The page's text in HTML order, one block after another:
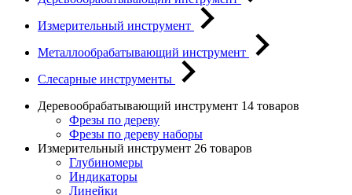
Измерительный инструмент
Металлообрабатывающий инструмент
Слесарные инструменты
Деревообрабатывающий инструмент 14 товаров
Фрезы по дереву
Фрезы по дереву наборы
Измерительный инструмент 26 товаров
Глубиномеры
Индикаторы
Линейки